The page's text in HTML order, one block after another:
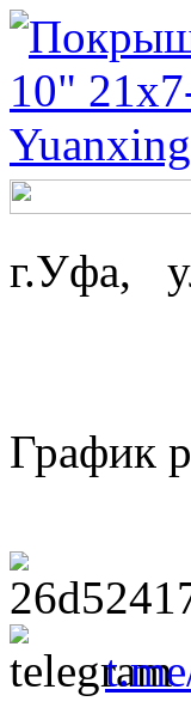
г.Уфа,